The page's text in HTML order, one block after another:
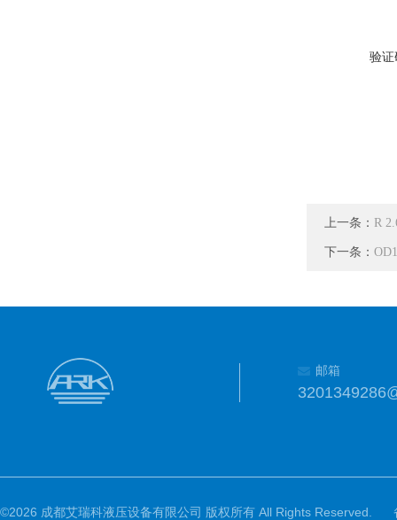
验
上一条： R
下一条：
邮箱
©2026 成都艾瑞科液压设备有限公司 版权所有 All Rights Reserved.